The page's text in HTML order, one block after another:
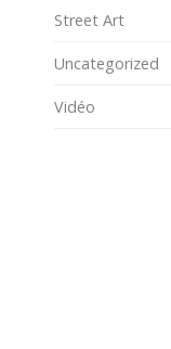
Street Art
Uncategorized
Vidéo